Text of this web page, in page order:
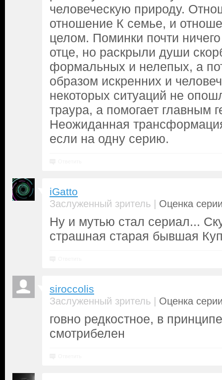
человеческую природу.
отношение К семье, и
целом. Поминки почти
отце, но раскрыли души
формальных и нелепых, а
образом искренних и
некоторых ситуаций не
траура, а помогает главным
Неожиданная
если на одну серию.
iGatto
Заслуженный зритель | Оценка
Ну и мутью стал сериал...
страшная старая бывшая
siroccolis
Заслуженный зритель | Оценка
говно редкостное, в
смотрибелен